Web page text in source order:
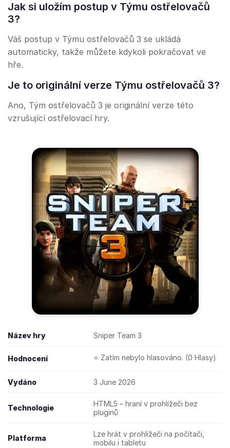
Jak si uložím postup v Týmu ostřelovačů
3?
Váš postup v Týmu ostřelovačů 3 se ukládá
automaticky, takže můžete kdykoli pokračovat ve
hře.
Je to originální verze Týmu ostřelovačů 3?
Ano, Tým ostřelovačů 3 je originální verze této
vzrušující ostřelovací hry.
Název hry Sniper Team 3
Hodnocení ⭐ Zatím nebylo hlasováno. (0 Hlasy)
Vydáno 3 June 2026
Technologie
HTML5 – hraní v prohlížeči bez
pluginů
Platforma
Lze hrát v prohlížeči na počítači,
mobilu i tabletu